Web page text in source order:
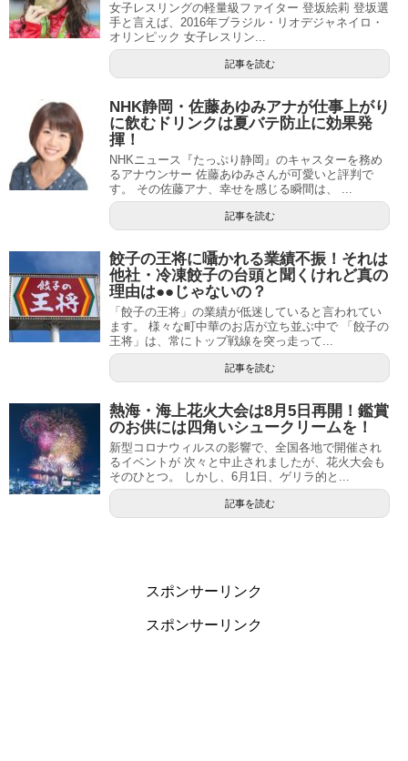
女子レスリングの軽量級ファイター 登坂絵莉 登坂選
手と言えば、2016年ブラジル・リオデジャネイロ・
オリンピック 女子レスリン...
記事を読む
NHK静岡・佐藤あゆみアナが仕事上がり
に飲むドリンクは夏バテ防止に効果発
揮！
NHKニュース『たっぷり静岡』のキャスターを務め
るアナウンサー 佐藤あゆみさんが可愛いと評判で
す。 その佐藤アナ、幸せを感じる瞬間は、 ...
記事を読む
餃子の王将に囁かれる業績不振！それは
他社・冷凍餃子の台頭と聞くけれど真の
理由は●●じゃないの？
「餃子の王将」の業績が低迷していると言われてい
ます。 様々な町中華のお店が立ち並ぶ中で 「餃子の
王将」は、常にトップ戦線を突っ走って...
記事を読む
熱海・海上花火大会は8月5日再開！鑑賞
のお供には四角いシュークリームを！
新型コロナウィルスの影響で、全国各地で開催され
るイベントが 次々と中止されましたが、花火大会も
そのひとつ。 しかし、6月1日、ゲリラ的と...
記事を読む
スポンサーリンク
スポンサーリンク